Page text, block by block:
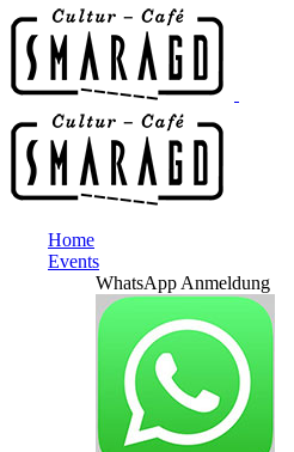
Home
Events
WhatsApp Anmeldung